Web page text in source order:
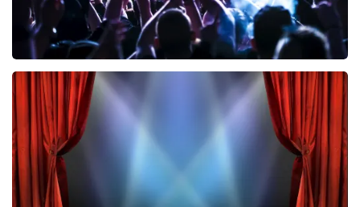
Megadeth
322 laatste 30 minuten
BESTEL NU